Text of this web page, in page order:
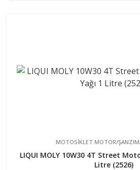
MOTOSİKLET MOTOR/
LIQUI MOLY 10W30 4T Street
Litre (2526)